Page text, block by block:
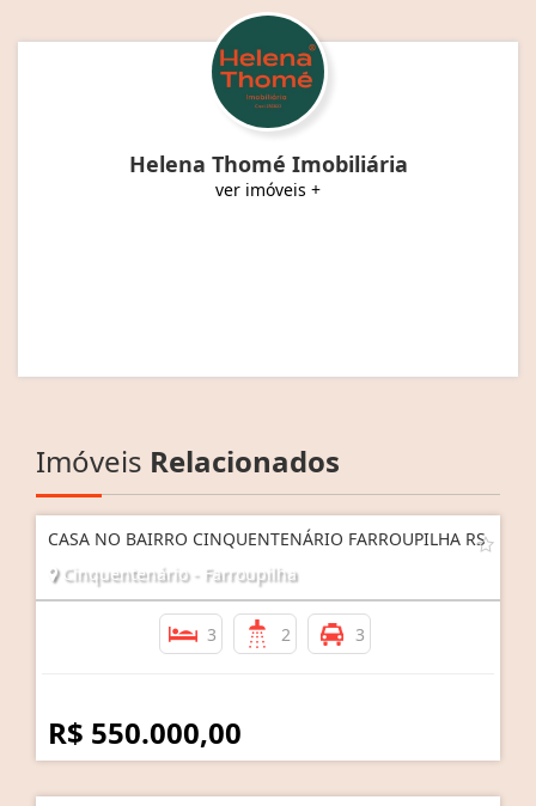
Helena Thomé Imobiliária
ver imóveis +
Imóveis Relacionados
CASA NO BAIRRO CINQUENTENÁRIO FARROUPILHA RS
Cinquentenário - Farroupilha
3 2 3
R$ 550.000,00